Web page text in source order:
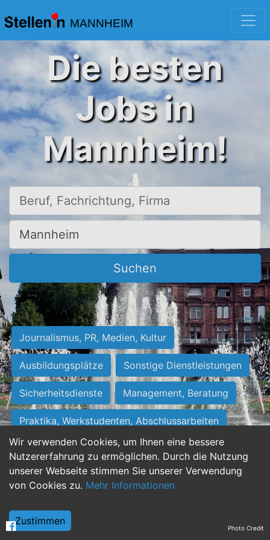
MANNHEIM
Wir verwenden Cookies, um Ihnen eine bessere
Nutzererfahrung zu ermöglichen. Durch die Nutzung
unserer Webseite stimmen Sie unserer Verwendung
von Cookies zu. Mehr Informationen
Zustimmen
Die besten
Jobs in
Mannheim!
Beruf, Fachrichtung, Firma
Ort, Stadt
Suchen
Journalismus, PR, Medien, Kultur
Ausbildungsplätze Sonstige Dienstleistungen
Sicherheitsdienste Management, Beratung
Praktika, Werkstudenten, Abschlussarbeiten
Personalwesen Assistenz, Sekretariat
Hilfskräfte, Aushilfs- und Nebenjobs
Weiterbildung, Studium, duale Ausbildung Photo Credit